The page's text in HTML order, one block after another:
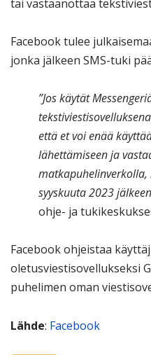
tai vastaanottaa
Facebook tulee
jonka jälkeen SMS-tuki
”Jos käytät
että et voi enää
lähettämiseen ja
matkapuhelinverkolla,
syyskuuta 2023
ohje- ja
Facebook ohjeistaa
oletusviestisovellukseksi
puhelimen oman
Lähde: Facebook